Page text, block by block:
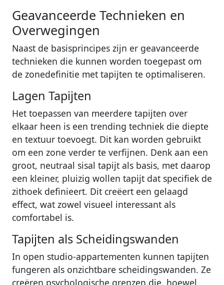
Geavanceerde Technieken en
Overwegingen
Naast de basisprincipes zijn er geavanceerde
technieken die kunnen worden toegepast om
de zonedefinitie met tapijten te optimaliseren.
Lagen Tapijten
Het toepassen van meerdere tapijten over
elkaar heen is een trending techniek die diepte
en textuur toevoegt. Dit kan worden gebruikt
om een zone verder te verfijnen. Denk aan een
groot, neutraal sisal tapijt als basis, met daarop
een kleiner, pluizig wollen tapijt dat specifiek de
zithoek definieert. Dit creëert een gelaagd
effect, wat zowel visueel interessant als
comfortabel is.
Tapijten als Scheidingswanden
In open studio-appartementen kunnen tapijten
fungeren als onzichtbare scheidingswanden. Ze
creëren psychologische grenzen die, hoewel